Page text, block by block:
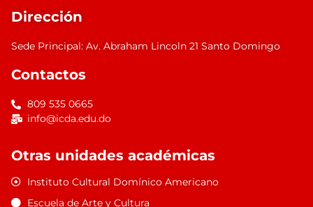
Dirección
Sede Principal: Av. Abraham Lincoln 21 Santo Domingo
Contactos
809 535 0665
info@icda.edu.do
Otras unidades académicas
Instituto Cultural Domínico Americano
Escuela de Arte y Cultura